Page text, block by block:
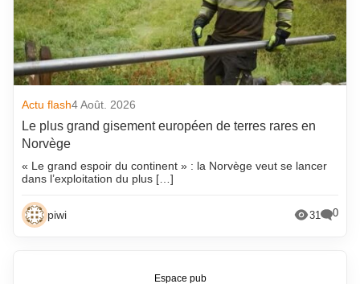
Actu flash4 Août. 2026
Le plus grand gisement européen de terres rares en
Norvège
« Le grand espoir du continent » : la Norvège veut se lancer
dans l’exploitation du plus […]
piwi 31 0
Espace pub